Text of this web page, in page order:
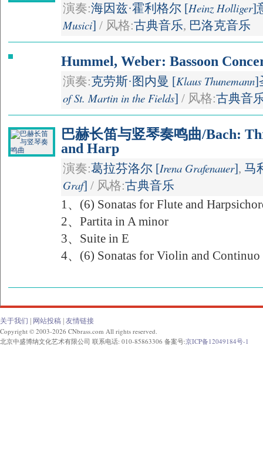
演奏:海因兹·霍利格尔 [Heinz Holliger]
Musici] / 风格:古典音乐, 巴洛克音乐
Hummel, Weber: Bassoon
演奏:克劳斯·图内曼 [Klaus Thunemann]
of St. Martin in the Fields] / 风格:古典音
巴赫长笛与竖琴奏鸣曲/Bach:
and Harp
演奏:葛拉芬洛尔 [Irena Grafenauer], 马
Graf] / 风格:古典音乐
1、(6) Sonatas for Flute and
2、Partita in A minor
3、Suite in E
4、(6) Sonatas for Violin and Continuo
关于我们 网站投稿 友情链接
Copyright © 2003-2026 CNbrass.com All rights reserved.
北京中盛博纳文化艺术有限公司 联系电话: 010-85863306 备案号:京ICP备12049184号-1